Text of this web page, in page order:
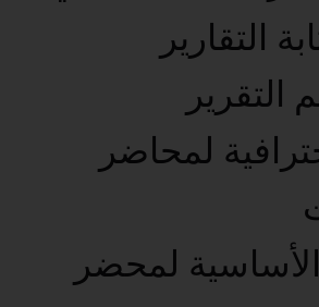
التقارير
لمحاضر
لمحضر